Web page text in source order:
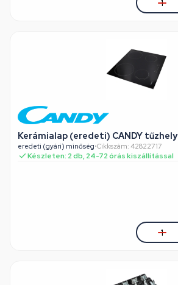
Kerámialap (eredeti) CANDY tűzhely
eredeti (gyári) minőség•Cikkszám: 42822717
Készleten: 2 db, 24-72 órás kiszállítással